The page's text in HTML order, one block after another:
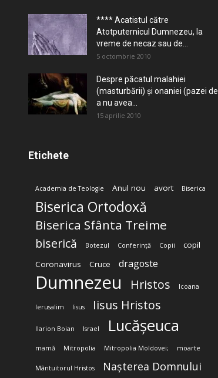
**** Acatistul către
Atotputernicul Dumnezeu, la
vreme de necaz sau de...
5 octombrie 2010
Despre păcatul malahiei
(masturbării) şi onaniei (pazei de
a nu avea...
15 aprilie 2010
Etichete
Academia de Teologie Anul nou avort Biserica
Biserica Ortodoxă
Biserica Sfânta Treime
biserică Botezul Conferință Copii
copil
Coronavirus
Cruce dragoste
Dumnezeu Hristos Icoana
Ierusalim Iisus Iisus Hristos
Ilarion Boian Israel Lucășeuca
mamă Mitropolia Mitropolia Moldovei; moarte
Mântuitorul Hristos Nașterea Domnului